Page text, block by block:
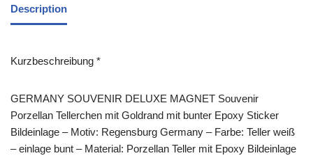
Description
Kurzbeschreibung *
GERMANY SOUVENIR DELUXE MAGNET Souvenir
Porzellan Tellerchen mit Goldrand mit bunter Epoxy Sticker
Bildeinlage – Motiv: Regensburg Germany – Farbe: Teller weiß
– einlage bunt – Material: Porzellan Teller mit Epoxy Bildeinlage